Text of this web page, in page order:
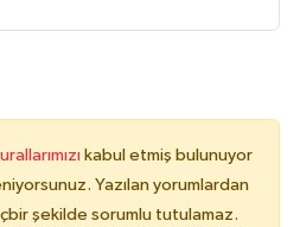
kabul etmiş bulunuyor
Yazılan yorumlardan
şekilde sorumlu tutulamaz.